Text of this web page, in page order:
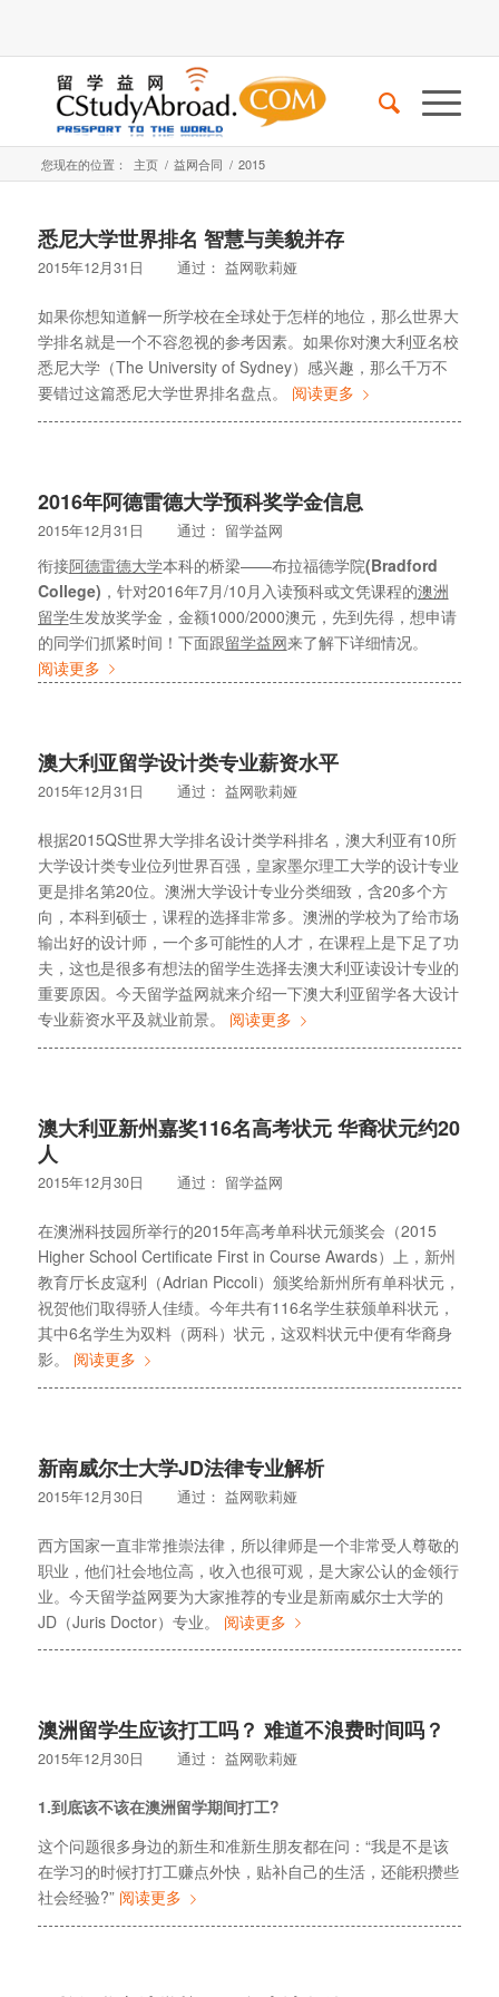
您现在的位置： 主页 / 益网合同 / 2015
悉尼大学世界排名 智慧与美貌并存
2015年12月31日 通过： 益网歌莉娅
如果你想知道解一所学校在全球处于怎样的地位，那么世界大
学排名就是一个不容忽视的参考因素。如果你对澳大利亚名校
悉尼大学（The University of Sydney）感兴趣，那么千万不
要错过这篇悉尼大学世界排名盘点。 阅读更多
2016年阿德雷德大学预科奖学金信息
2015年12月31日 通过： 留学益网
衔接阿德雷德大学本科的桥梁——布拉福德学院(Bradford
College) ，针对2016年7月/10月入读预科或文凭课程的澳洲
留学生发放奖学金，金额1000/2000澳元，先到先得，想申请
的同学们抓紧时间！下面跟留学益网来了解下详细情况。
阅读更多
澳大利亚留学设计类专业薪资水平
2015年12月31日 通过： 益网歌莉娅
根据2015QS世界大学排名设计类学科排名，澳大利亚有10所
大学设计类专业位列世界百强，皇家墨尔理工大学的设计专业
更是排名第20位。澳洲大学设计专业分类细致，含20多个方
向，本科到硕士，课程的选择非常多。澳洲的学校为了给市场
输出好的设计师，一个多可能性的人才，在课程上是下足了功
夫，这也是很多有想法的留学生选择去澳大利亚读设计专业的
重要原因。今天留学益网就来介绍一下澳大利亚留学各大设计
专业薪资水平及就业前景。 阅读更多
澳大利亚新州嘉奖116名高考状元 华裔状元约20
人
2015年12月30日 通过： 留学益网
在澳洲科技园所举行的2015年高考单科状元颁奖会（2015
Higher School Certificate First in Course Awards）上，新州
教育厅长皮寇利（Adrian Piccoli）颁奖给新州所有单科状元，
祝贺他们取得骄人佳绩。今年共有116名学生获颁单科状元，
其中6名学生为双料（两科）状元，这双料状元中便有华裔身
影。 阅读更多
新南威尔士大学JD法律专业解析
2015年12月30日 通过： 益网歌莉娅
西方国家一直非常推崇法律，所以律师是一个非常受人尊敬的
职业，他们社会地位高，收入也很可观，是大家公认的金领行
业。今天留学益网要为大家推荐的专业是新南威尔士大学的
JD（Juris Doctor）专业。 阅读更多
澳洲留学生应该打工吗？ 难道不浪费时间吗？
2015年12月30日 通过： 益网歌莉娅
1.到底该不该在澳洲留学期间打工?
这个问题很多身边的新生和准新生朋友都在问：“我是不是该
在学习的时候打打工赚点外快，贴补自己的生活，还能积攒些
社会经验?” 阅读更多